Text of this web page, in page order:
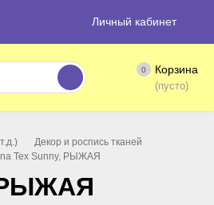
Личный кабинет
0 Корзина
(пусто)
Декор и роспись тканей
Tex Sunny, РЫЖАЯ
РЫЖАЯ